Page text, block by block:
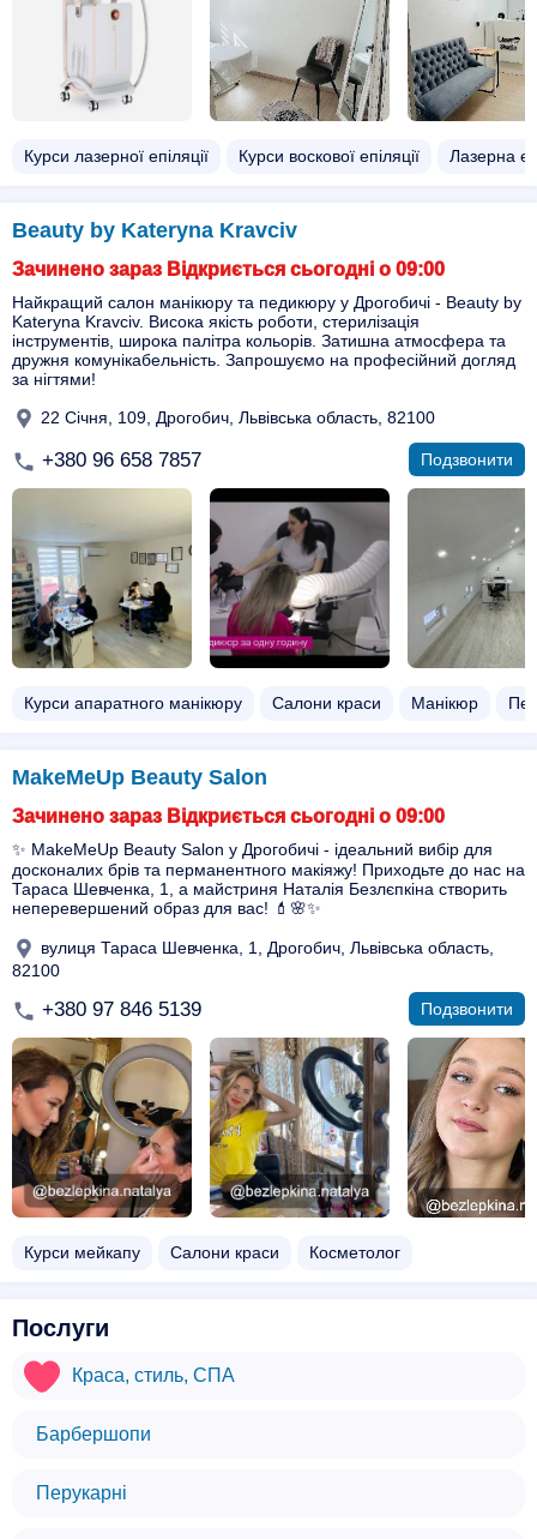
Курси лазерної епіляції Курси воскової епіляції Лазерна
Beauty by Kateryna Kravciv
Зачинено зараз Відкриється сьогодні о 09:00
Найкращий салон манікюру та педикюру у Дрогобичі - Beauty by
Kateryna Kravciv. Висока якість роботи, стерилізація
інструментів, широка палітра кольорів. Затишна атмосфера та
дружня комунікабельність. Запрошуємо на професійний догляд
за нігтями!
22 Січня, 109, Дрогобич, Львівська область, 82100
+380 96 658 7857 Подзвонити
Курси апаратного манікюру Салони краси Манікюр
MakeMeUp Beauty Salon
Зачинено зараз Відкриється сьогодні о 09:00
✨ MakeMeUp Beauty Salon у Дрогобичі - ідеальний вибір для
досконалих брів та перманентного макіяжу! Приходьте до нас на
Тараса Шевченка, 1, а майстриня Наталія Безлєпкіна створить
неперевершений образ для вас! 💄🌸✨
вулиця Тараса Шевченка, 1, Дрогобич, Львівська область,
82100
+380 97 846 5139 Подзвонити
Курси мейкапу Салони краси Косметолог
Послуги
Краса, стиль, СПА
Барбершопи
Перукарні